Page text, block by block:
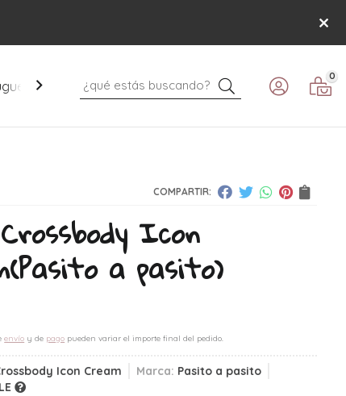
Mobiliario Paseo Verano
Buscar 0
COMPARTIR:
Icon
(Pasito a pasito)
envío y de pago pueden variar el importe final del pedido.
Icon Cream Marca: Pasito a pasito